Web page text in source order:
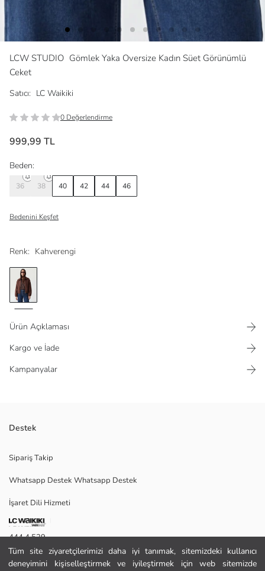
Tüm site ziyaretçilerimizi daha iyi tanımak, sitemizdeki kullanıcı
deneyimini kişiselleştirmek ve iyileştirmek için web sitemizde
LCW STUDIO Gömlek Yaka Oversize Kadın Süet Görünümlü
Ceket
Satıcı: LC Waikiki
0 Değerlendirme
999,99 TL
Renk: Kahverengi
Beden:
36 38 40 42 44 46
Bedenini Keşfet
Ürün Açıklaması
Kargo ve İade
Kampanyalar
manşetleri lastiklidir, önünde cepleri bulunur.
38
Ana Kumaş:
Destek
Sipariş Takip
Whatsapp Destek Whatsapp Destek
İşaret Dili Hizmeti
444 4 529
İletişim Formu